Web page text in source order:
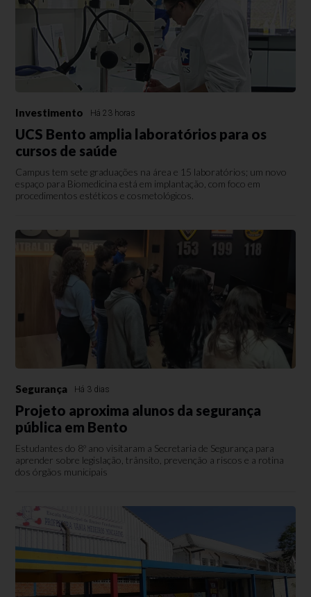
Investimento Há 23 horas
UCS Bento amplia laboratórios para os
cursos de saúde
Campus tem sete graduações na área e 15 laboratórios; um novo
espaço para Biomedicina está em implantação, com foco em
procedimentos estéticos e cosmetológicos.
Segurança Há 3 dias
Projeto aproxima alunos da segurança
pública em Bento
Estudantes do 8º ano visitaram a Secretaria de Segurança para
aprender sobre legislação, trânsito, prevenção a riscos e a rotina
dos órgãos municipais